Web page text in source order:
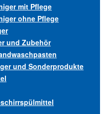
mit Pflege
ohne Pflege
und Zubehör
und Sonderprodukte